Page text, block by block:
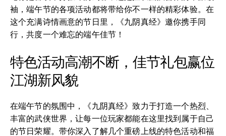
袖，端午节的各项活动都将带给你不一样的精彩体验。在
这个充满诗情画意的节日里，《九阴真经》邀你携手同
行，共度一个难忘的端午佳节！
特色活动高潮不断，佳节礼包赢位
江湖新风貌
在端午节的氛围中，《九阴真经》致力于打造一个热烈、
丰富的武侠世界，让每一位玩家都能在这里找到属于自己
的节日荣耀。带你深入了解几个重磅上线的特色活动和福